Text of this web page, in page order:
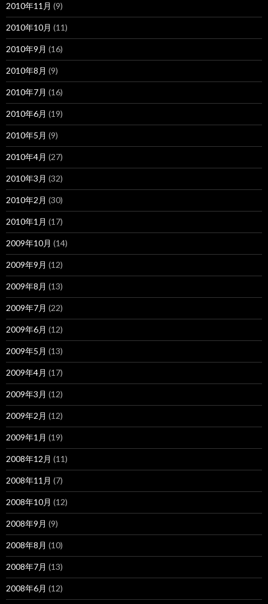
2010年11月 (9)
2010年10月 (11)
2010年9月 (16)
2010年8月 (9)
2010年7月 (16)
2010年6月 (19)
2010年5月 (9)
2010年4月 (27)
2010年3月 (32)
2010年2月 (30)
2010年1月 (17)
2009年10月 (14)
2009年9月 (12)
2009年8月 (13)
2009年7月 (22)
2009年6月 (12)
2009年5月 (13)
2009年4月 (17)
2009年3月 (12)
2009年2月 (12)
2009年1月 (19)
2008年12月 (11)
2008年11月 (7)
2008年10月 (12)
2008年9月 (9)
2008年8月 (10)
2008年7月 (13)
2008年6月 (12)